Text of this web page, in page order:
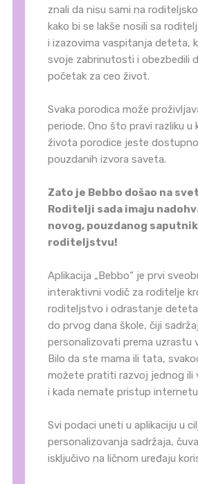
znali da nisu sami na
kako bi se lakše nosili sa
i izazovima vaspitanja deteta,
svoje zabrinutosti i obezbedili
početak za ceo život.
Svaka porodica može
periode. Ono što pravi razliku u
života porodice jeste
pouzdanih izvora saveta.
Zato je Bebbo došao na
Roditelji sada imaju
novog, pouzdanog
roditeljstvu!
Aplikacija „Bebbo“ je prvi
interaktivni vodič za roditelje
roditeljstvo i odrastanje
do prvog dana škole, čiji
personalizovati prema uzrastu
Bilo da ste mama ili tata,
možete pratiti razvoj jednog ili
i kada nemate pristup
Svi podaci uneti u aplikaciju u
personalizovanja sadržaja,
isključivo na ličnom uređaju